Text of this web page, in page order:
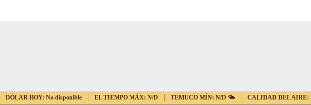
DÓLAR HOY: No disponible EL TIEMPO MÁX: N/D TEMUCO MÍN: N/D 🌤️ CALIDAD DEL AIRE: